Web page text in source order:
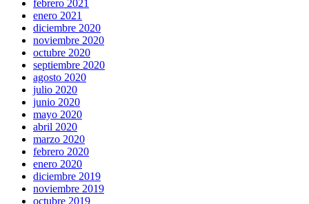
febrero 2021
enero 2021
diciembre 2020
noviembre 2020
octubre 2020
septiembre 2020
agosto 2020
julio 2020
junio 2020
mayo 2020
abril 2020
marzo 2020
febrero 2020
enero 2020
diciembre 2019
noviembre 2019
octubre 2019